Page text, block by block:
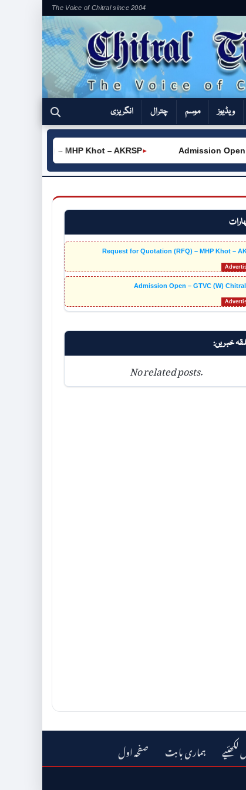
The Voice of Chitral since 2004
ویڈیوز موسم چترال انگریزی
►
(RFQ) – MHP Khot – AKRSP Admission Open
Request for Quotation (RFQ) – MHP Khot –
Admission Open – GTVC (W)
خبریں:
No related posts.
صفحہ اول ہماری بابت لکھئیے